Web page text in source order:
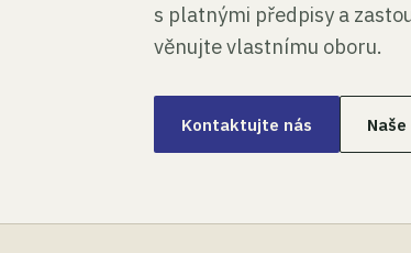
s platnými předpisy a
věnujte vlastnímu oboru.
Kontaktujte nás